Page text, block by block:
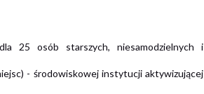
25 osób starszych, niesamodzielnych i
- środowiskowej instytucji aktywizującej